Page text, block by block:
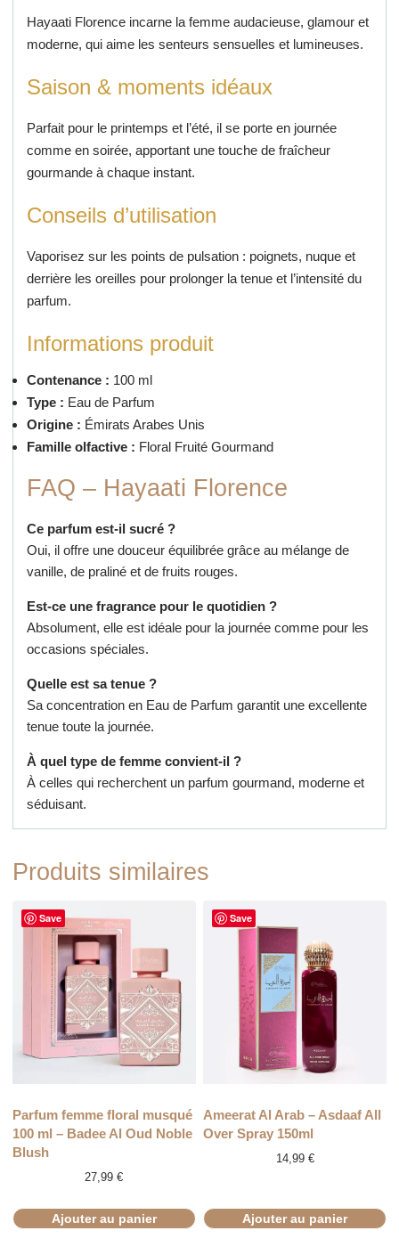
Hayaati Florence incarne la femme audacieuse, glamour et
moderne, qui aime les senteurs sensuelles et lumineuses.
Saison & moments idéaux
Parfait pour le printemps et l’été, il se porte en journée
comme en soirée, apportant une touche de fraîcheur
gourmande à chaque instant.
Conseils d’utilisation
Vaporisez sur les points de pulsation : poignets, nuque et
derrière les oreilles pour prolonger la tenue et l’intensité du
parfum.
Informations produit
Contenance : 100 ml
Type : Eau de Parfum
Origine : Émirats Arabes Unis
Famille olfactive : Floral Fruité Gourmand
FAQ – Hayaati Florence
Ce parfum est-il sucré ?
Oui, il offre une douceur équilibrée grâce au mélange de
vanille, de praliné et de fruits rouges.
Est-ce une fragrance pour le quotidien ?
Absolument, elle est idéale pour la journée comme pour les
occasions spéciales.
Quelle est sa tenue ?
Sa concentration en Eau de Parfum garantit une excellente
tenue toute la journée.
À quel type de femme convient-il ?
À celles qui recherchent un parfum gourmand, moderne et
séduisant.
Produits similaires
Save
Parfum femme floral musqué
100 ml – Badee Al Oud Noble
Blush
27,99€
Ajouter au panier
Save
Ameerat Al Arab – Asdaaf All
Over Spray 150ml
14,99 €
Ajouter au panier